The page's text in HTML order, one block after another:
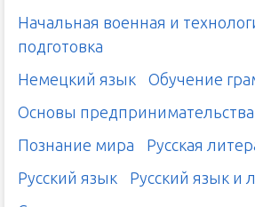
Начальная военная и
подготовка
Немецкий язык
Обучение
Основы предпринимательства
Познание мира
Русская
Русский язык
Русский язык и